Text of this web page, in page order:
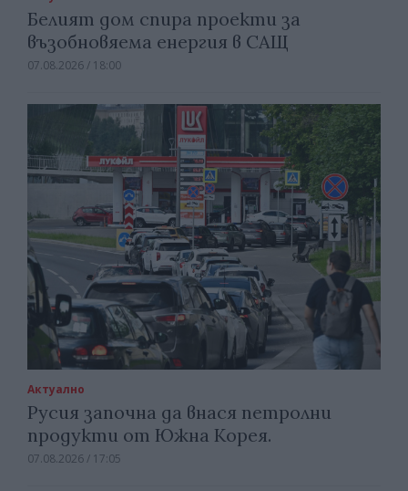
Белият дом спира проекти за
възобновяема енергия в САЩ
07.08.2026 / 18:00
Актуално
Русия започна да внася петролни
продукти от Южна Корея.
07.08.2026 / 17:05